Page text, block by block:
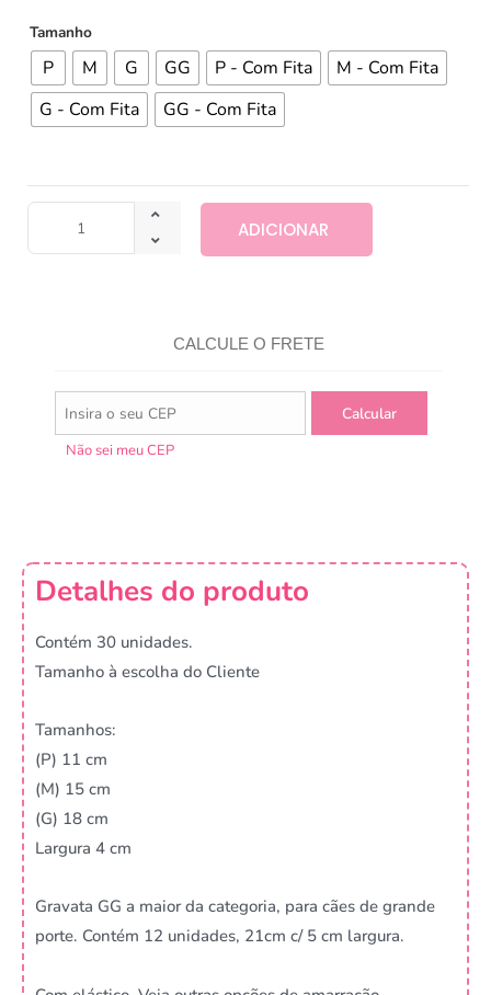
Tamanho
P M G GG P - Com Fita
M - Com Fita
G - Com Fita
GG - Com Fita
ADICIONAR
CALCULE O FRETE
Não sei meu CEP
Detalhes do produto
Contém 30 unidades.
Tamanho à escolha do Cliente
Tamanhos:
(P) 11 cm
(M) 15 cm
(G) 18 cm
Largura 4 cm
Gravata GG a maior da categoria, para cães de grande
porte. Contém 12 unidades, 21cm c/ 5 cm largura.